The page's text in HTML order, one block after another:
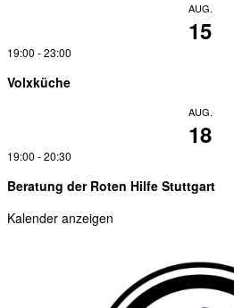
AUG.
15
19:00 -23:00
Volxküche
AUG.
18
19:00 -20:30
Beratung der Roten Hilfe Stuttgart
Kalender anzeigen